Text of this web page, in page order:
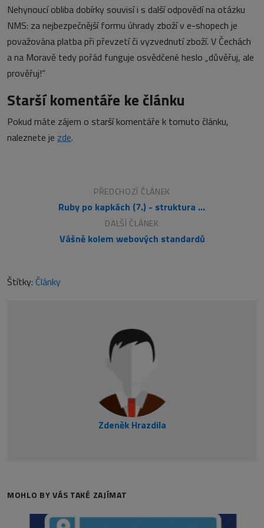
Nehynoucí obliba dobírky souvisí i s další odpovědí na otázku
NMS: za nejbezpečnější formu úhrady zboží v e-shopech je
považována platba při převzetí či vyzvednutí zboží. V Čechách
a na Moravě tedy pořád funguje osvědčené heslo „důvěřuj, ale
prověřuj!“
Starší komentáře ke článku
Pokud máte zájem o starší komentáře k tomuto článku,
naleznete je zde.
PŘEDCHOZÍ ČLÁNEK
Ruby po kapkách (7.) - struktura programu, metody
DALŠÍ ČLÁNEK
Vášně kolem webových standardů
Štítky: Články
Zdeněk Hrazdila
MOHLO BY VÁS TAKÉ ZAJÍMAT